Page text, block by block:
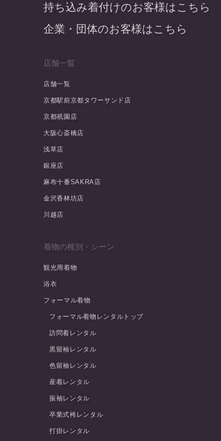
持ち込み着付けのお客様はこちら
企業・団体のお客様はこちら
店舗一覧
店舗一覧
京都駅前京都タワーサンド店
京都祇園店
大阪心斎橋店
浅草店
銀座店
麻布十番SAKRA店
金沢香林坊店
川越店
着物の種別・シーン
観光用着物
浴衣
フォーマル着物
フォーマル着物レンタルトップ
訪問着レンタル
黒留袖レンタル
色留袖レンタル
産着レンタル
振袖レンタル
卒業式袴レンタル
打掛レンタル